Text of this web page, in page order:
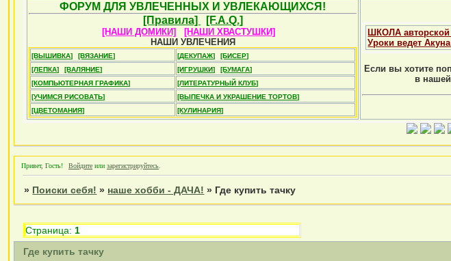
ФОРУМ ДЛЯ УВЛЕЧЕННЫХ И УВЛЕКАЮЩИХСЯ!
[Правила]
[F.A.Q.]
[НАШИ ДОМИКИ]
[НАШИ ХВАСТУШКИ]
НАШИ УВЛЕЧЕНИЯ
[ВЫШИВКА] [ВЯЗАНИЕ] [ДЕКУПАЖ]
[БИСЕР]
[ЛЕПКА]
[ВАЛЯНИЕ] [ИГРУШКИ]
[БУМАГА]
[КОМПЬЮТЕРНАЯ ГРАФИКА]
[ЛИТЕРАТУРНЫЙ КЛУБ]
[УЧИМСЯ РИСОВАТЬ]
[ВЫПЕЧКА И УКРАШЕНИЕ ТОРТОВ]
[ЦВЕТОМАНИЯ]
[КУЛИНАРИЯ]
ШКОЛА авторской
Уроки ведет
Если вы хотите
в
Привет, Гость! Войдите илизарегистрируйтесь
» Поиски себя! » наше хобби - ДАЧА! » Где купить тачку
Где купить тачку
Страница: 1